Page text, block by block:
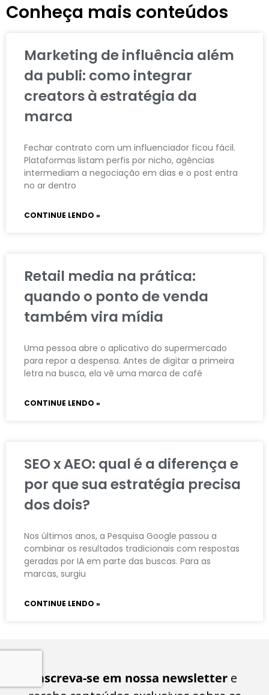
Conheça mais conteúdos
Marketing de influência além
da publi: como integrar
creators à estratégia da
marca
Fechar contrato com um influenciador ficou fácil.
Plataformas listam perfis por nicho, agências
intermediam a negociação em dias e o post entra
no ar dentro
CONTINUE LENDO »
Retail media na prática:
quando o ponto de venda
também vira mídia
Uma pessoa abre o aplicativo do supermercado
para repor a despensa. Antes de digitar a primeira
letra na busca, ela vê uma marca de café
CONTINUE LENDO »
SEO x AEO: qual é a diferença e
por que sua estratégia precisa
dos dois?
Nos últimos anos, a Pesquisa Google passou a
combinar os resultados tradicionais com respostas
geradas por IA em parte das buscas. Para as
marcas, surgiu
CONTINUE LENDO »
Inscreva-se em nossa newslettere